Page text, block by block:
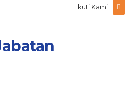
Ikuti Kami